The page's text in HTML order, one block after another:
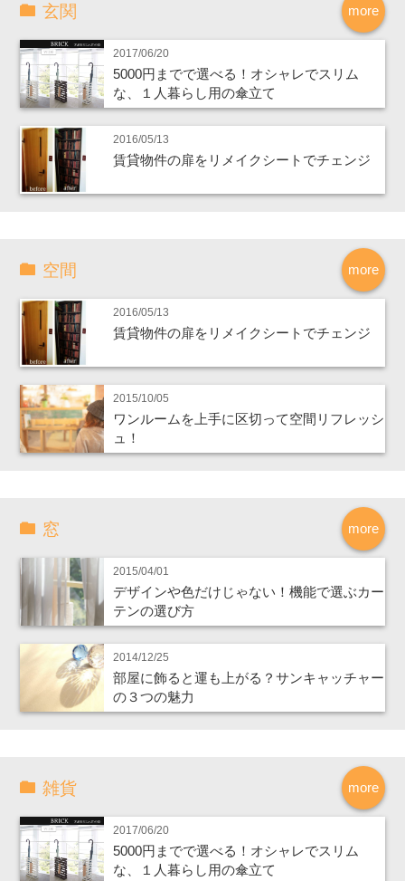
more
玄関
2017/06/20
5000円までで選べる！オシャレでスリム
な、１人暮らし用の傘立て
2016/05/13
賃貸物件の扉をリメイクシートでチェンジ
more
空間
2016/05/13
賃貸物件の扉をリメイクシートでチェンジ
2015/10/05
ワンルームを上手に区切って空間リフレッシ
ュ！
more
窓
2015/04/01
デザインや色だけじゃない！機能で選ぶカー
テンの選び方
2014/12/25
部屋に飾ると運も上がる？サンキャッチャー
の３つの魅力
more
雑貨
2017/06/20
5000円までで選べる！オシャレでスリム
な、１人暮らし用の傘立て